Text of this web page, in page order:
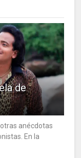
de
anécdotas
En la